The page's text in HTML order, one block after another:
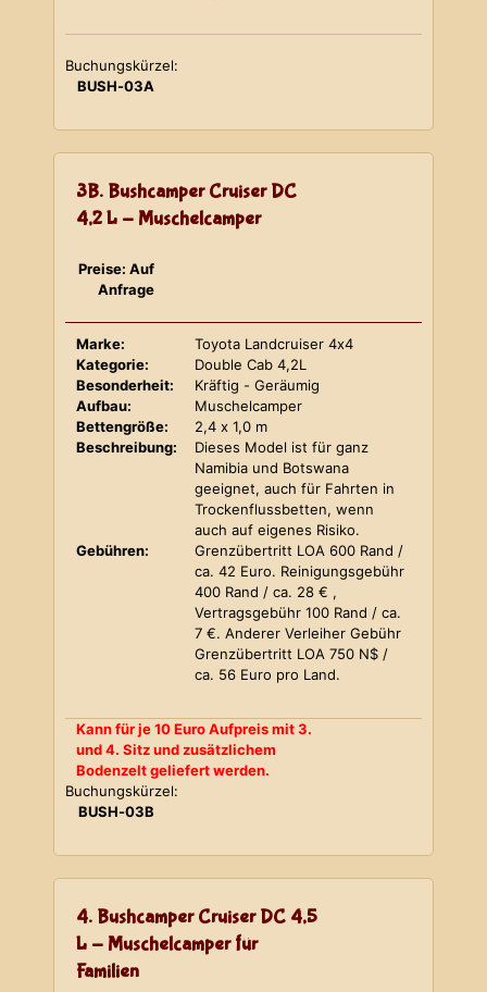
Buchungskürzel:
BUSH-03A
3B. Bushcamper Cruiser DC
4,2 L - Muschelcamper
Preise: Auf
Anfrage
Marke:
Toyota Landcruiser 4x4
Kategorie:
Double Cab 4,2L
Besonderheit:
Kräftig - Geräumig
Aufbau:
Muschelcamper
Bettengröße:
2,4 x 1,0 m
Beschreibung:
Dieses Model ist für ganz
Namibia und Botswana
geeignet, auch für Fahrten in
Trockenflussbetten, wenn
auch auf eigenes Risiko.
Gebühren:
Grenzübertritt LOA 600 Rand /
ca. 42 Euro. Reinigungsgebühr
400 Rand / ca. 28 € ,
Vertragsgebühr 100 Rand / ca.
7 €. Anderer Verleiher Gebühr
Grenzübertritt LOA 750 N$ /
ca. 56 Euro pro Land.
Kann für je 10 Euro Aufpreis mit 3.
und 4. Sitz und zusätzlichem
Bodenzelt geliefert werden.
Buchungskürzel:
BUSH-03B
4. Bushcamper Cruiser DC 4,5
L - Muschelcamper für
Familien